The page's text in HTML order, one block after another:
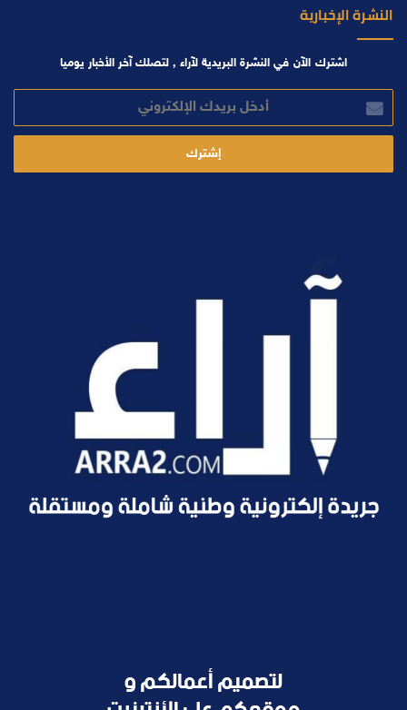
النشرة الإخبارية
اشترك الآن في النشرة البريدية لآراء , لتصلك آخر الأخبار يوميا
بريدك
الإلكتروني